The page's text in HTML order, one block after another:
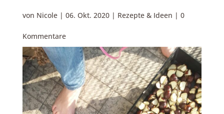
von Nicole| 06. Okt. 2020| Rezepte & Ideen | 0
Kommentare